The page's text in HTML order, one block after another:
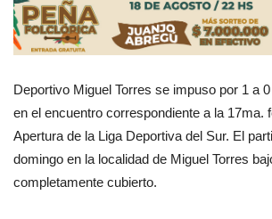
Deportivo Miguel Torres se impuso por 1 a
en el encuentro correspondiente a la 17ma.
Apertura de la Liga Deportiva del Sur. El
domingo en la localidad de Miguel Torres
completamente cubierto.